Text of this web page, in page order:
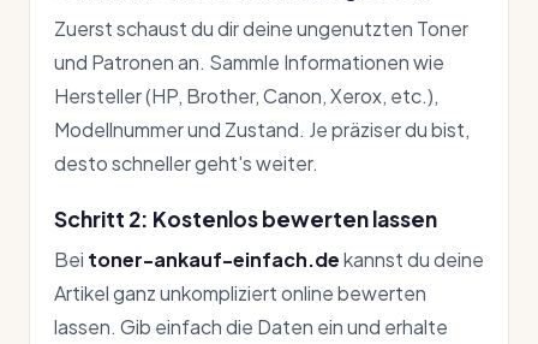
Zuerst schaust du dir deine ungenutzten Toner
und Patronen an. Sammle Informationen wie
Hersteller (HP, Brother, Canon, Xerox, etc.),
Modellnummer und Zustand. Je präziser du bist,
desto schneller geht's weiter.
Schritt 2: Kostenlos bewerten lassen
Bei toner-ankauf-einfach.dekannst du deine
Artikel ganz unkompliziert online bewerten
lassen. Gib einfach die Daten ein und erhalte